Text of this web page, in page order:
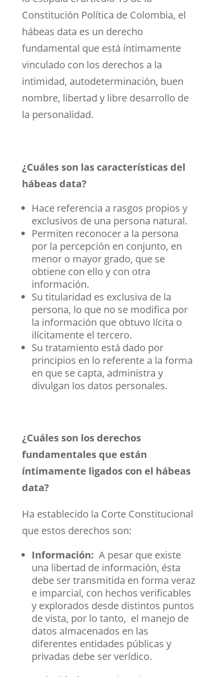
Constitución Política de Colombia, el
hábeas data es un derecho
fundamental que está íntimamente
vinculado con los derechos a la
intimidad, autodeterminación, buen
nombre, libertad y libre desarrollo de
la personalidad.
¿Cuáles son las características del
hábeas data?
Hace referencia a rasgos propios y
exclusivos de una persona natural.
Permiten reconocer a la persona
por la percepción en conjunto, en
menor o mayor grado, que se
obtiene con ello y con otra
información.
Su titularidad es exclusiva de la
persona, lo que no se modifica por
la información que obtuvo lícita o
ilícitamente el tercero.
Su tratamiento está dado por
principios en lo referente a la forma
en que se capta, administra y
divulgan los datos personales.
¿Cuáles son los derechos
fundamentales que están
íntimamente ligados con el hábeas
data?
Ha establecido la Corte Constitucional
que estos derechos son:
Información: A pesar que existe
una libertad de información, ésta
debe ser transmitida en forma veraz
e imparcial, con hechos verificables
y explorados desde distintos puntos
de vista, por lo tanto, el manejo de
datos almacenados en las
diferentes entidades públicas y
privadas debe ser verídico.